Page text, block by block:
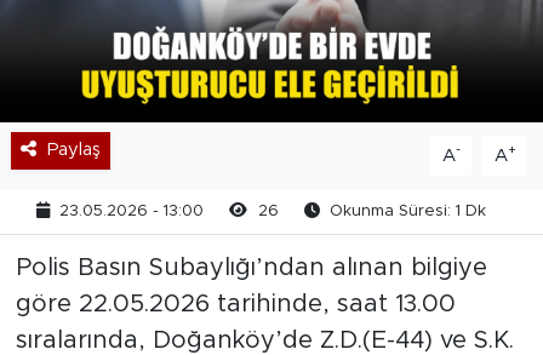
Paylaş A- A+
23.05.2026 - 13:00 26 Okunma Süresi: 1 Dk
Polis Basın Subaylığı’ndan alınan bilgiye
göre 22.05.2026 tarihinde, saat 13.00
sıralarında, Doğanköy’de Z.D.(E-44) ve S.K.